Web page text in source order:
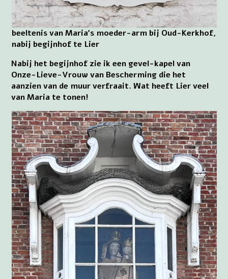
beeltenis van Maria’s moeder-arm bij Oud-Kerkhof,
nabij begijnhof te Lier
Nabij het begijnhof zie ik een gevel-kapel van
Onze-Lieve-Vrouw van Bescherming die het
aanzien van de muur verfraait. Wat heeft Lier veel
van Maria te tonen!